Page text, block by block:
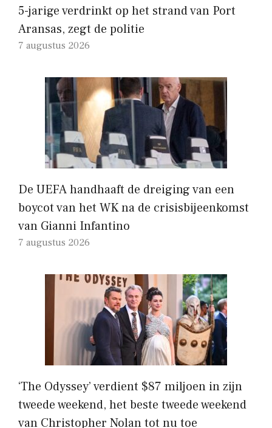
5-jarige verdrinkt op het strand van Port
Aransas, zegt de politie
7 augustus 2026
De UEFA handhaaft de dreiging van een
boycot van het WK na de crisisbijeenkomst
van Gianni Infantino
7 augustus 2026
‘The Odyssey’ verdient $87 miljoen in zijn
tweede weekend, het beste tweede weekend
van Christopher Nolan tot nu toe